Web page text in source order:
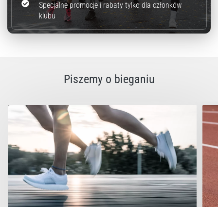
Specjalne promocje i rabaty tylko dla członków
klubu
Piszemy o bieganiu